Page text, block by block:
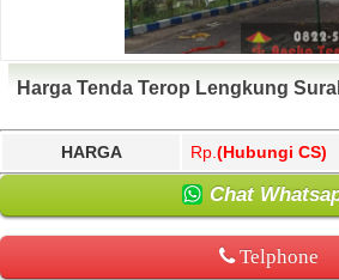
Harga Tenda Terop Lengkung
HARGA Rp. (Hubungi CS)
Chat
Telphone